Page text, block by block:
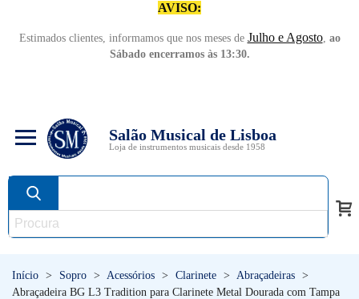
AVISO:
Estimados clientes, informamos que nos meses de Julho e Agosto, ao
Sábado encerramos às 13:30.
Salão Musical de Lisboa
Loja de instrumentos musicais desde 1958
Início > Sopro > Acessórios > Clarinete > Abraçadeiras >
Abraçadeira BG L3 Tradition para Clarinete Metal Dourada com Tampa